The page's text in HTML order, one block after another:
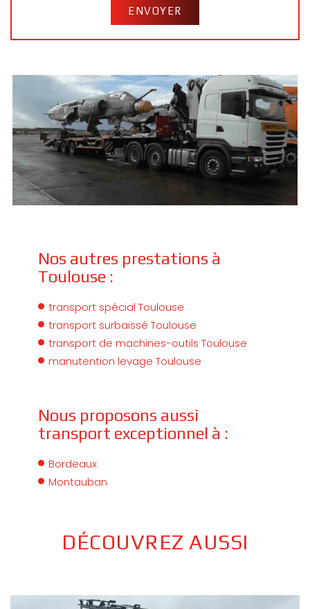
Nos autres prestations à
Toulouse :
transport spécial Toulouse
transport surbaissé Toulouse
transport de machines-outils Toulouse
manutention levage Toulouse
Nous proposons aussi
transport exceptionnel à :
Bordeaux
Montauban
DÉCOUVREZ AUSSI